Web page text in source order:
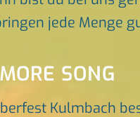
jede Menge
SONG
Kulmbach